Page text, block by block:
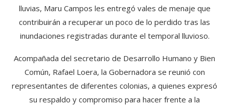
lluvias, Maru Campos les entregó vales de menaje que
contribuirán a recuperar un poco de lo perdido tras las
inundaciones registradas durante el temporal lluvioso.
Acompañada del secretario de Desarrollo Humano y Bien
Común, Rafael Loera, la Gobernadora se reunió con
representantes de diferentes colonias, a quienes expresó
su respaldo y compromiso para hacer frente a la